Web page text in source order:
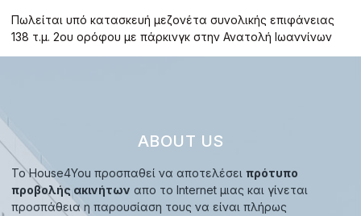
Πωλείται υπό κατασκευή μεζονέτα συνολικής επιφάνειας
138 τ.μ. 2ου ορόφου με πάρκινγκ στην Ανατολή Ιωαννίνων
ABOUT US
Το House4You προσπαθεί να αποτελέσει πρότυπο
προβολής ακινήτων απο το Internet μιας και γίνεται
προσπάθεια η παρουσίαση τους να είναι πλήρως